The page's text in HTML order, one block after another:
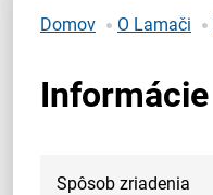
Samospráva
Domov O Lamači
Informácie
Spôsob zriadenia